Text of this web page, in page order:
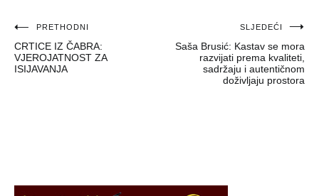
Navigacija
objava
PRETHODNI
CRTICE IZ ČABRA:
VJEROJATNOST ZA
ISIJAVANJA
SLJEDEĆI
Saša Brusić: Kastav se mora
razvijati prema kvaliteti,
sadržaju i autentičnom
doživljaju prostora